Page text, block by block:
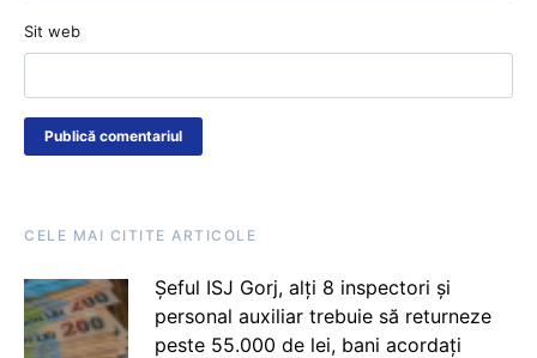
Sit web
CELE MAI CITITE ARTICOLE
Șeful ISJ Gorj, alți 8 inspectori și
personal auxiliar trebuie să returneze
peste 55.000 de lei, bani acordați